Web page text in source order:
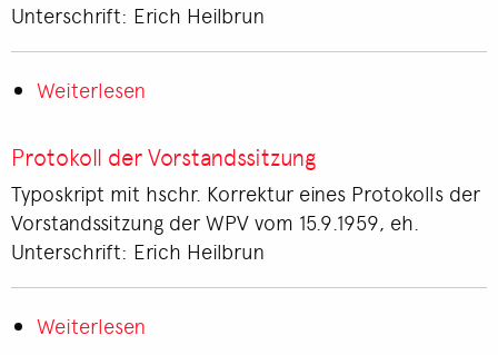
Unterschrift: Erich Heilbrun
Weiterlesen
der
Protokoll der Vorstandssitzung
Typoskript mit hschr. Korrektur eines Protokolls der
Vorstandssitzung der WPV vom 15.9.1959, eh.
Unterschrift: Erich Heilbrun
Weiterlesen